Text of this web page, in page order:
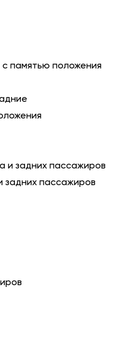
памятью положения
и задних пассажиров
задних пассажиров